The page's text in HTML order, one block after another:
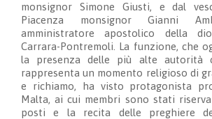
monsignor Simone Giusti, e dal
Piacenza monsignor Gianni
amministratore apostolico della
Carrara-Pontremoli. La funzione, che
la presenza delle più alte autorità
rappresenta un momento religioso di
e richiamo, ha visto protagonista
Malta, ai cui membri sono stati
posti e la recita delle preghiere